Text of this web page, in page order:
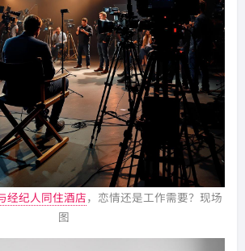
经纪人同住酒店，恋情还是工作需要？现场
图